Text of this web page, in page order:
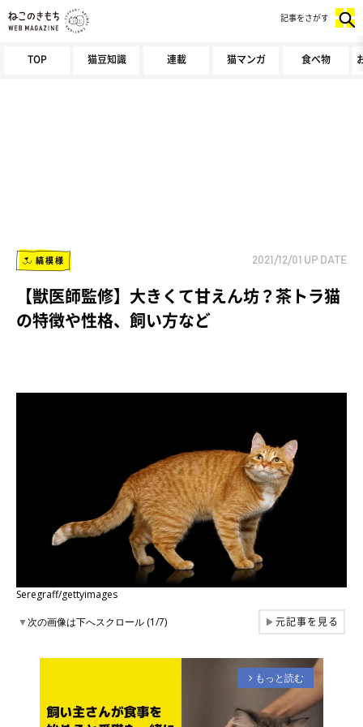
TOP 猫豆知識 連載 猫マンガ 食べ物
記事をさがす
縞模様 2021/12/01 UP DATE
【獣医師監修】大きくて甘えん坊？茶トラ猫
の特徴や性格、飼い方など
Seregraff/gettyimages
▼次の画像は下へスクロール (1/7) ▶元記事を見る
arrow_forward_ios もっと読む